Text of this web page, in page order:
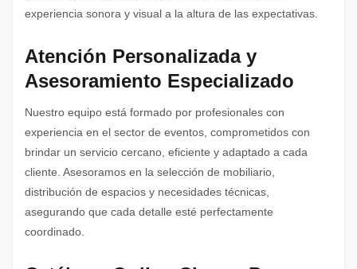
experiencia sonora y visual a la altura de las expectativas.
Atención Personalizada y
Asesoramiento Especializado
Nuestro equipo está formado por profesionales con
experiencia en el sector de eventos, comprometidos con
brindar un servicio cercano, eficiente y adaptado a cada
cliente. Asesoramos en la selección de mobiliario,
distribución de espacios y necesidades técnicas,
asegurando que cada detalle esté perfectamente
coordinado.